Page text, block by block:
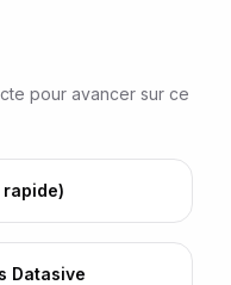
pour avancer sur ce
rapide)
Datasive